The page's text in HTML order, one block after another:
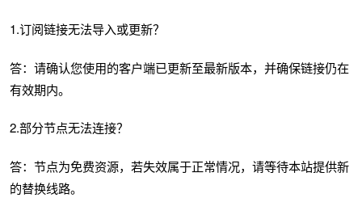
1.订阅链接无法导入或更新？
答：请确认您使用的客户端已更新至最新版本，并确保链接仍在
有效期内。
2.部分节点无法连接？
答：节点为免费资源，若失效属于正常情况，请等待本站提供新
的替换线路。